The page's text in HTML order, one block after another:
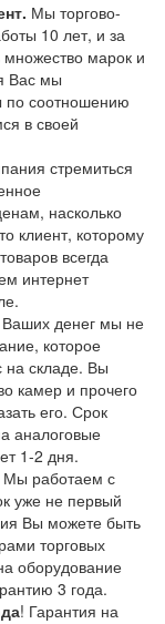
Мы торгово-
10 лет, и за
марок и
Вас мы
по соотношению
в своей
стремиться
насколько
клиент, которому
всегда
интернет
денег мы не
которое
складе. Вы
камер и прочего
его. Срок
аналоговые
1-2 дня.
Мы работаем с
уже не первый
Вы можете быть
торговых
оборудование
3 года.
! Гарантия на